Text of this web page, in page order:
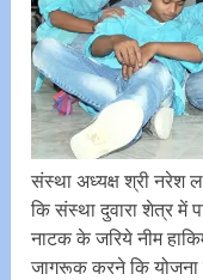
संस्था अध्यक्ष श्री नरेश
कि संस्था दुवारा शेत्र
नाटक के जरिये नीम
जागरूक करने कि